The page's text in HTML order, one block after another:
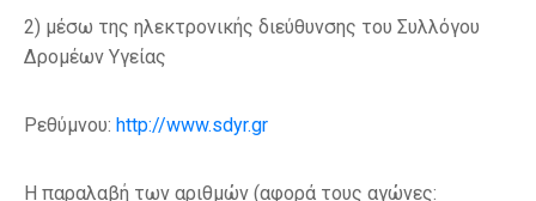
2) μέσω της ηλεκτρονικής διεύθυνσης του Συλλόγου
Δρομέων Υγείας
Ρεθύμνου: http://www.sdyr.gr
Η παραλαβή των αριθμών (αφορά τους αγώνες: